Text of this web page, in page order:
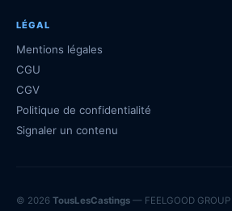
LÉGAL
Mentions légales
CGU
CGV
Politique de confidentialité
Signaler un contenu
© 2026 TousLesCastings — FEELGOOD GROUP